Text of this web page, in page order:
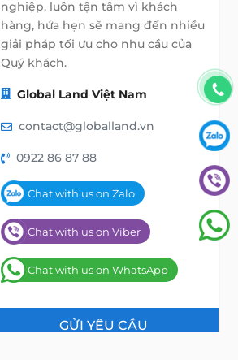
nghiệp, luôn tận tâm vì khách
hàng, hứa hẹn sẽ mang đến nhiều
giải pháp tối ưu cho nhu cầu của
Quý khách.
Global Land Việt Nam
contact@globalland.vn
0922 86 87 88
Chat with us on Zalo
Chat with us on Viber
Chat with us on WhatsApp
GỬI YÊU CẦU